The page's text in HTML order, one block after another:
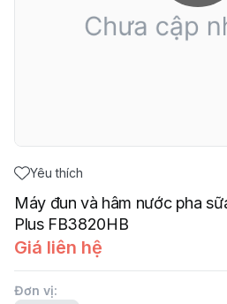
Yêu thích
Máy đun và hâm nước pha
Plus FB3820HB
Giá liên hệ
Đơn vị: